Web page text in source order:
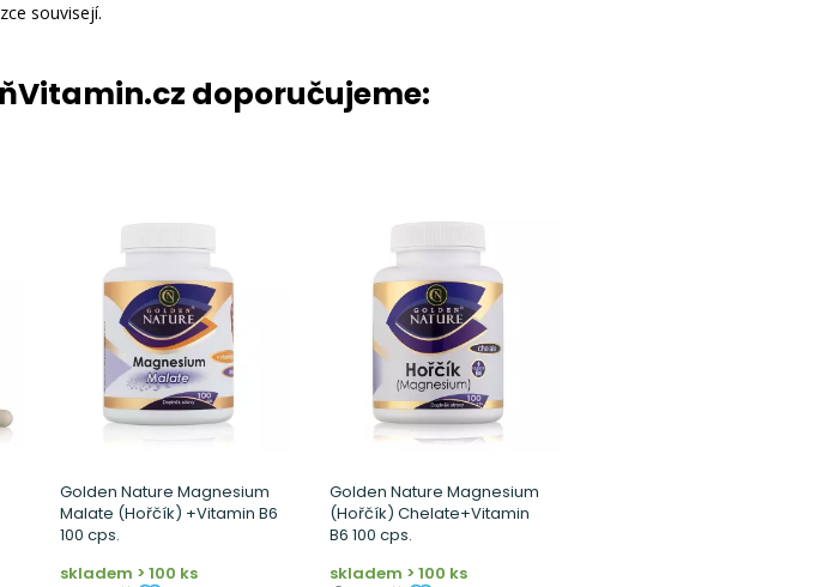
souvisejí.
doporučujeme:
Golden Nature Magnesium
Malate (Hořčík) +Vitamin B6
100 cps.
skladem > 100 ks
Golden Nature Magnesium
(Hořčík) Chelate+Vitamin
B6 100 cps.
skladem > 100 ks